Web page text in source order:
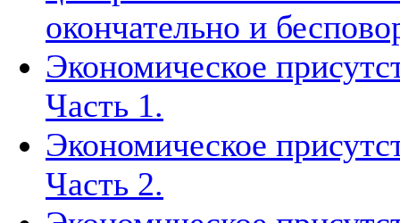
окончательно и
Экономическое
Часть 1.
Экономическое
Часть 2.